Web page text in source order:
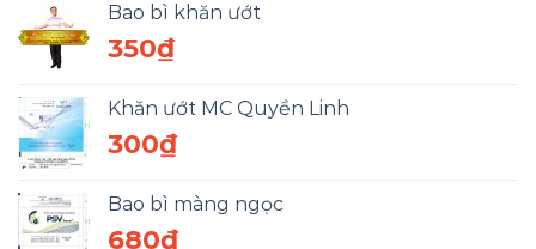
Bao bì khăn ướt
350₫
Khăn ướt MC Quyền Linh
300₫
Bao bì màng ngọc
680₫